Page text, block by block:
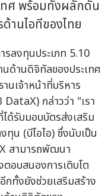
ทศ พร้อมทั้งผลักดัน
านไอทีของไทย
นเจ้าหน้าที่บริหาร
กล่าวว่า "เรา
ด้รับมอบบัตรส่งเสริม
ทุน (บีโอไอ) ซึ่งนับเป็น
สามารถพัฒนา
อบสนองการเติบโต
ทั้งยังช่วยเสริมสร้าง